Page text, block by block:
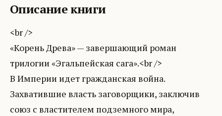
Описание книги
<br />
«Корень Древа» — завершающий роман
трилогии «Эгальпейская сага».<br />
В Империи идет гражданская война.
Захватившие власть заговорщики, заключив
союз с властителем подземного мира,